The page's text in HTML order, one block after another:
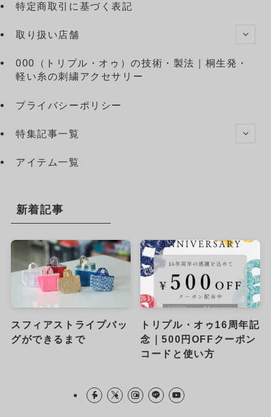
特定商取引に基づく表記
取り扱い店舗
000（トリプル・オゥ）の技術・製法｜桐生発・
軽い糸の刺繍アクセサリー
プライバシーポリシー
特集記事一覧
アイテム一覧
新着記事
スフィアストライプバッ
グができるまで
トリプル・オゥ16周年記
念｜500円OFFクーポン
コードと使い方